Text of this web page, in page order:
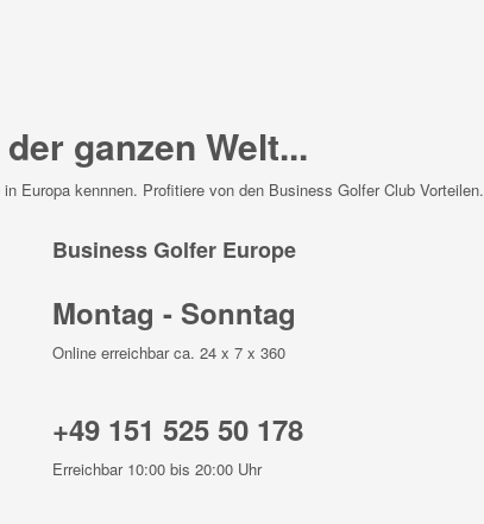
ganzen Welt...
Europa kennnen. Profitiere von den Business Golfer Club Vorteilen.
Business Golfer Europe
Montag - Sonntag
Online erreichbar ca. 24 x 7 x 360
+49 151 525 50 178
Erreichbar 10:00 bis 20:00 Uhr